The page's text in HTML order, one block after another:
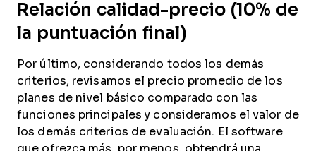
Relación calidad-precio (10% de
la puntuación final)
Por último, considerando todos los demás
criterios, revisamos el precio promedio de los
planes de nivel básico comparado con las
funciones principales y consideramos el valor de
los demás criterios de evaluación. El software
que ofrezca más, por menos, obtendrá una